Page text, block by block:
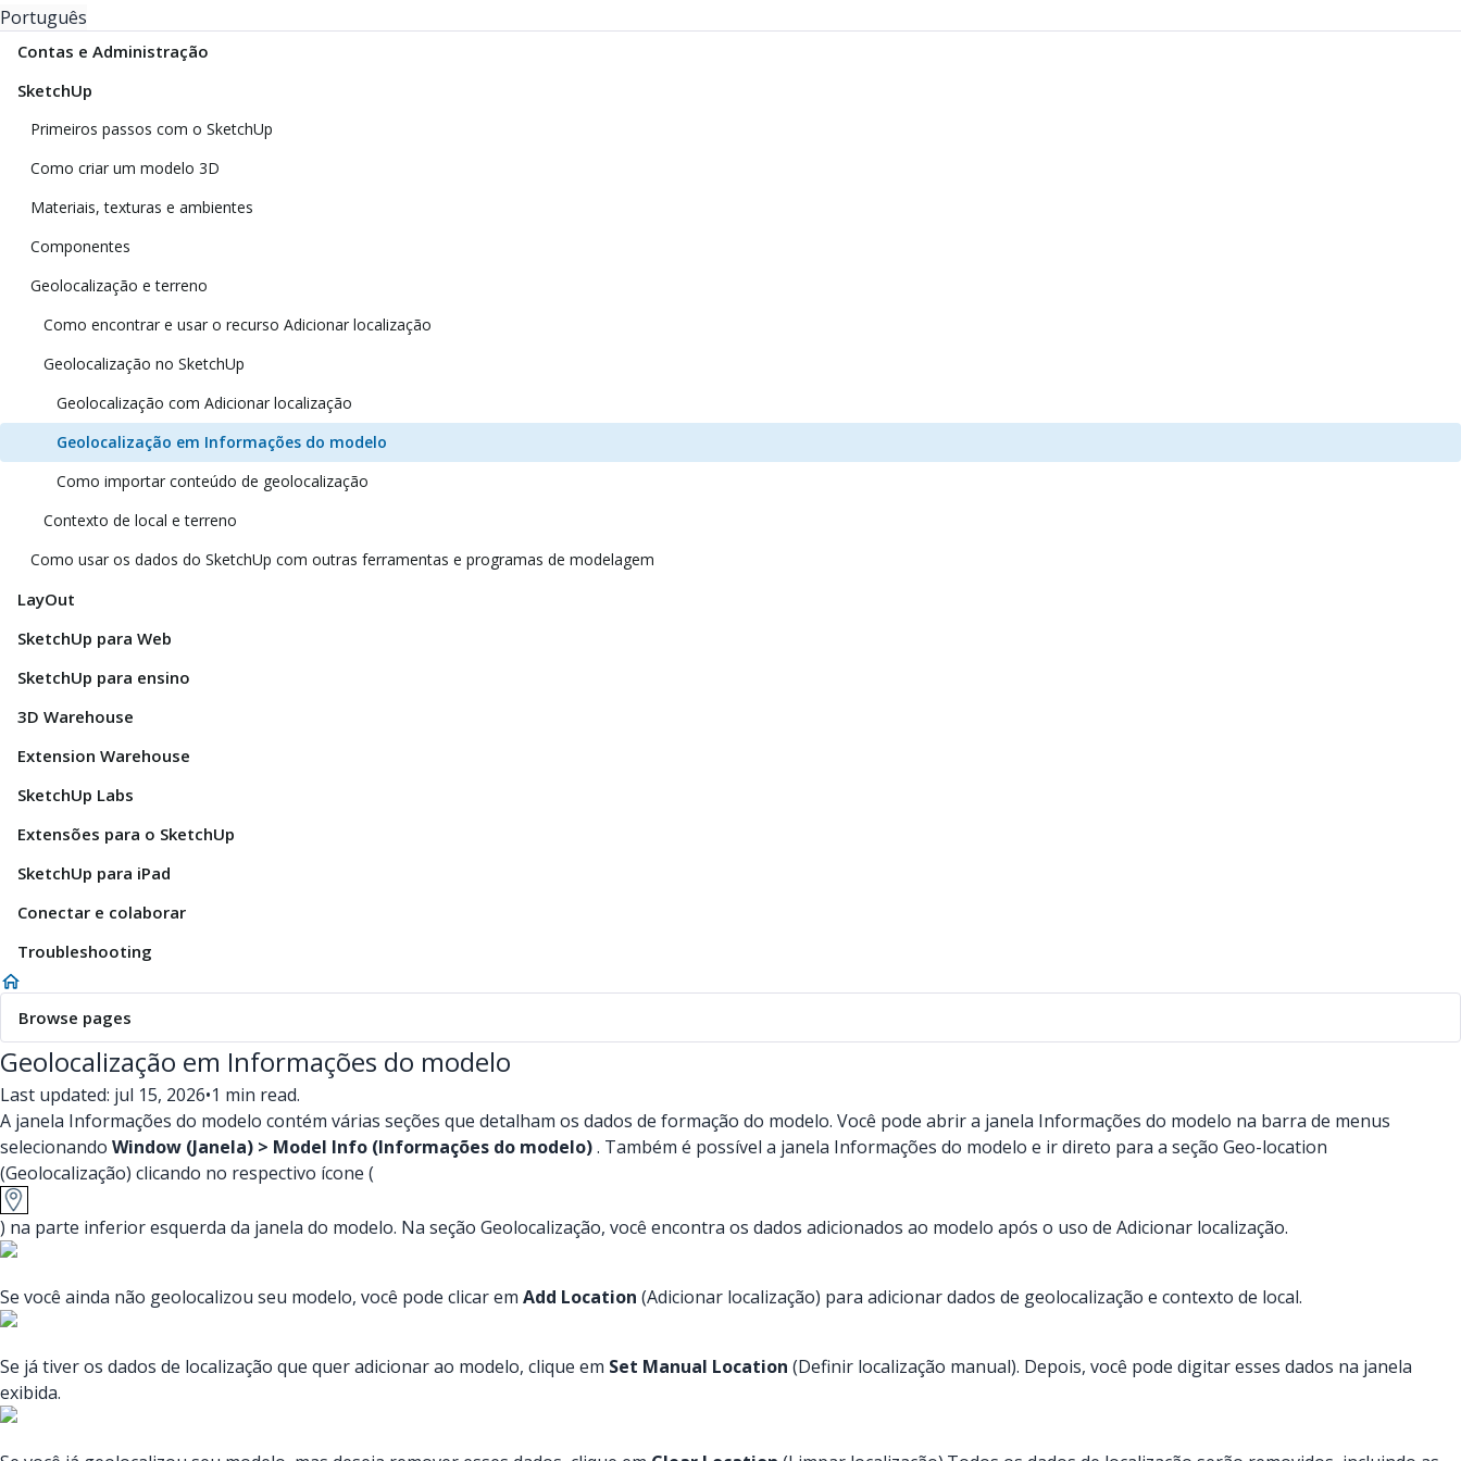
Português
Contas e Administração
SketchUp
Primeiros passos com o SketchUp
Como criar um modelo 3D
Materiais, texturas e ambientes
Componentes
Geolocalização e terreno
Como encontrar e usar o recurso Adicionar localização
Geolocalização no SketchUp
Geolocalização com Adicionar localização
Geolocalização em Informações do modelo
Como importar conteúdo de geolocalização
Contexto de local e terreno
Como usar os dados do SketchUp com outras ferramentas e programas de modelagem
LayOut
SketchUp para Web
SketchUp para ensino
3D Warehouse
Extension Warehouse
SketchUp Labs
Extensões para o SketchUp
SketchUp para iPad
Conectar e colaborar
Troubleshooting
Browse pages
Geolocalização em Informações do modelo
Last updated: jul 15, 2026•1 min read.
A janela Informações do modelo contém várias seções que detalham os dados de formação do modelo. Você pode abrir a janela Informações do modelo na barra de menus
selecionando Window (Janela) > Model Info (Informações do modelo). Também é possível a janela Informações do modelo e ir direto para a seção Geo-location
(Geolocalização) clicando no respectivo ícone (
) na parte inferior esquerda da janela do modelo. Na seção Geolocalização, você encontra os dados adicionados ao modelo após o uso de Adicionar localização.
Se você ainda não geolocalizou seu modelo, você pode clicar em Add Location (Adicionar localização) para adicionar dados de geolocalização e contexto de local.
Se já tiver os dados de localização que quer adicionar ao modelo, clique em Set Manual Location (Definir localização manual). Depois, você pode digitar esses dados na janela
exibida.